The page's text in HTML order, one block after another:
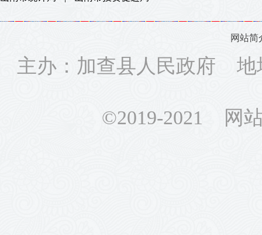
网站简
主办：加查县人民政府 地
©2019-2021 网